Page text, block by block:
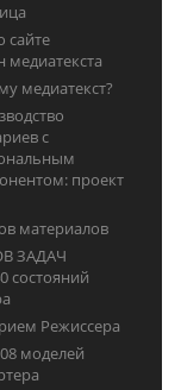
сайте
медиатекста
медиатекст?
с
проект
материалов
ЗАДАЧ
состояний
Режиссера
моделей